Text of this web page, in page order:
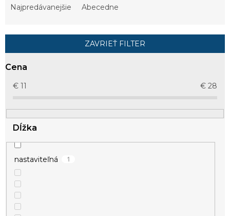
p
r
k
t
v
Najpredávanejšie Abecedne
ZAVRIEŤ FILTER
Cena
€ 11 € 28
Dĺžka
nastaviteľná 1